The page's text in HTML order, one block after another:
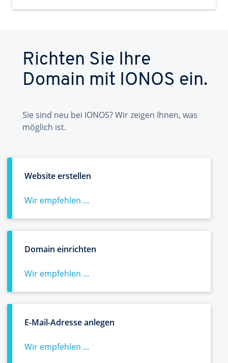
Richten Sie Ihre
Domain mit IONOS ein.
Sie sind neu bei IONOS? Wir zeigen Ihnen, was
möglich ist.
Website erstellen
Wir empfehlen ...
Domain einrichten
Wir empfehlen ...
E-Mail-Adresse anlegen
Wir empfehlen ...